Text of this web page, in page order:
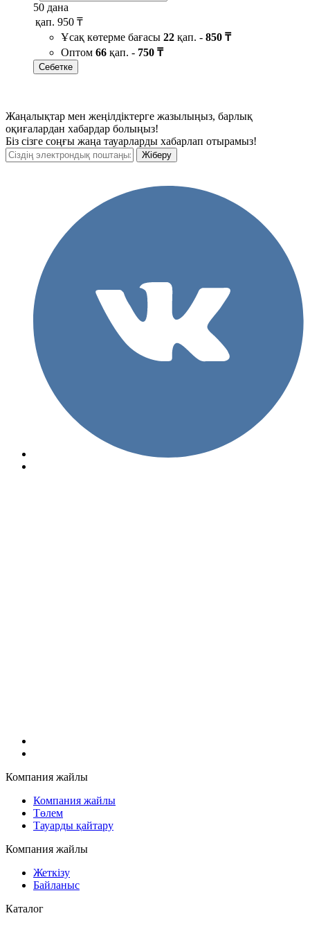
50 дана
қап. 950 ₸
Ұсақ көтерме бағасы 22 қап. - 850 ₸
Оптом 66 қап. - 750 ₸
Себетке
Жаңалықтар мен жеңілдіктерге жазылыңыз, барлық
оқиғалардан хабардар болыңыз!
Біз сізге соңғы жаңа тауарларды хабарлап отырамыз!
Компания жайлы
Компания жайлы
Төлем
Тауарды қайтару
Компания жайлы
Жеткізу
Байланыс
Каталог